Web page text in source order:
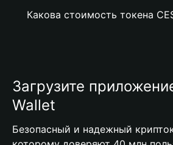
Какова стоимость токена
Загрузите
Wallet
Безопасный и надежный